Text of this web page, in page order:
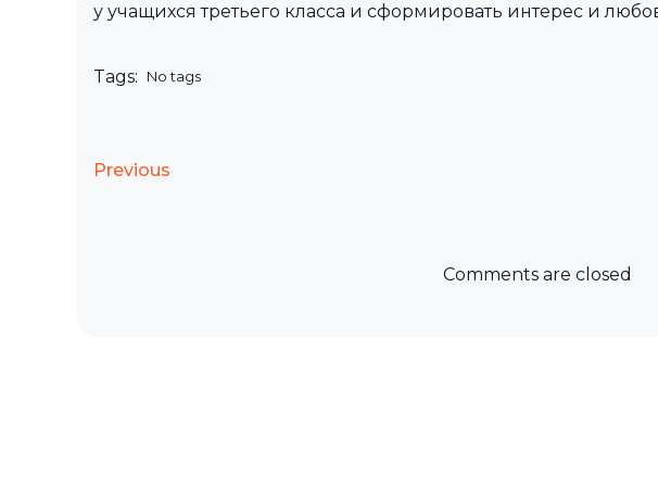
у учащихся третьего класса и сформировать интерес и
Tags: No tags
Previous
Comments are closed